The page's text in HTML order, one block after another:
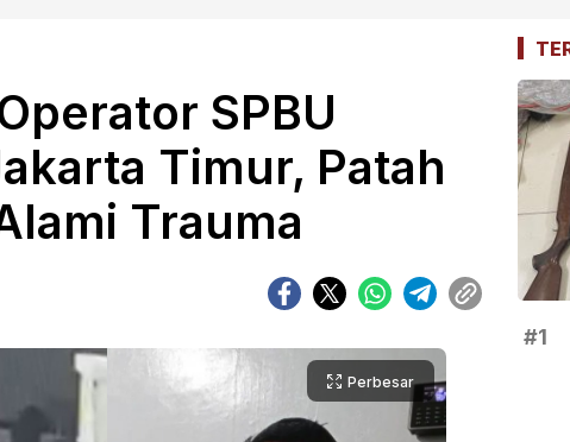
SPBU
Timur, Patah
Trauma
Perbesar
#1